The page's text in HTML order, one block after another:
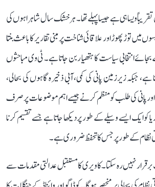
ویسا ہی ہے جیسا پہلے تھا۔ ہر خشک سال شاہراہوں کی
توڑ پھوڑ اور علاقائی شناخت پر مبنی تقاریر کا باعث بنتا
انتخابی سیاست کا ہتھیار بن جاتا ہے۔ ٹی وی مباحثوں
ہے، جبکہ زیرزمین پانی کی کمی، آبی ذخیرہ گاہوں کی بحالی،
پانی کی طلب کو منظم کرنے جیسے اہم موضوعات پر صرف
ایک ایسے وسیلے کے طور پر دیکھا جاتا ہے جسے تقسیم کرنا
نظام کے طور پر جس کا تحفظ ضروری ہے۔
نہیں رہ سکتا۔ کاویری کا مستقبل عدالتی مقدمات سے